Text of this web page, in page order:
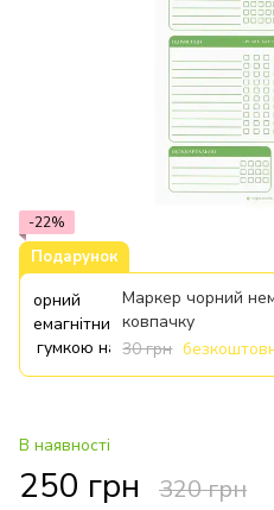
-22%
Подарунок
Маркер чорний
ковпачку
30 грн
В наявності
250 грн 320 грн